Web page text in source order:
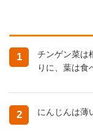
1
チンゲン菜は
りに、葉は食
2 にんじんは薄